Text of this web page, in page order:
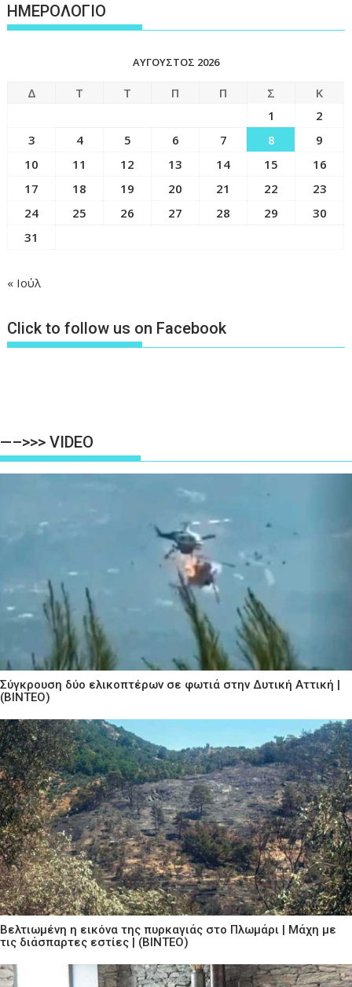
ΗΜΕΡΟΛΟΓΙΟ
ΑΎΓΟΥΣΤΟΣ 2026
Δ Τ Τ Π Π Σ
Κ
1
2
3
4 5 6 7 8
9
10
11 12 13 14 15
16
17
18 19 20 21 22
23
24
25 26 27 28 29
30
31
« Ιούλ
Click to follow us on Facebook
—–>>> VIDEO
Σύγκρουση δύο ελικοπτέρων σε φωτιά στην Δυτική Αττική |
(ΒΙΝΤΕΟ)
Βελτιωμένη η εικόνα της πυρκαγιάς στο Πλωμάρι | Μάχη με
τις διάσπαρτες εστίες | (ΒΙΝΤΕΟ)